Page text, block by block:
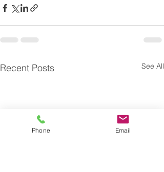
Recent Posts See All
Phone Email